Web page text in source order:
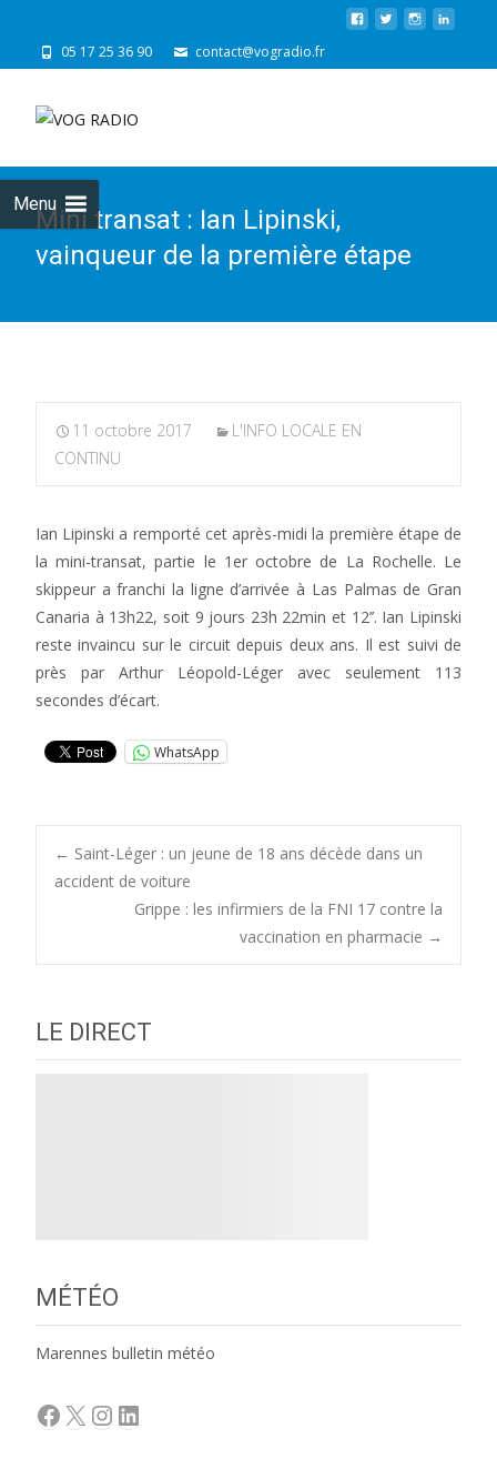
05 17 25 36 90 contact@vogradio.fr
Menu
Mini transat : Ian Lipinski,
vainqueur de la première étape
11 octobre 2017
L'INFO LOCALE EN
CONTINU
Ian Lipinski a remporté cet après-midi la première étape de
la mini-transat, partie le 1er octobre de La Rochelle. Le
skippeur a franchi la ligne d’arrivée à Las Palmas de Gran
Canaria à 13h22, soit 9 jours 23h 22min et 12’’. Ian Lipinski
reste invaincu sur le circuit depuis deux ans. Il est suivi de
près par Arthur Léopold-Léger avec seulement 113
secondes d’écart.
WhatsApp
Post
navigation
← Saint-Léger : un jeune de 18 ans décède dans un
accident de voiture
Grippe : les infirmiers de la FNI 17 contre la
vaccination en pharmacie →
LE DIRECT
MÉTÉO
Marennes bulletin météo
Facebook
X Instagram
LinkedIn